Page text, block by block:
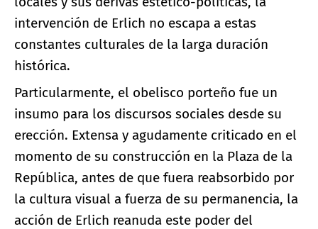
intervención de Erlich no escapa a estas
constantes culturales de la larga duración
histórica.
Particularmente, el obelisco porteño fue un
insumo para los discursos sociales desde su
erección. Extensa y agudamente criticado en el
momento de su construcción en la Plaza de la
República, antes de que fuera reabsorbido por
la cultura visual a fuerza de su permanencia, la
acción de Erlich reanuda este poder del